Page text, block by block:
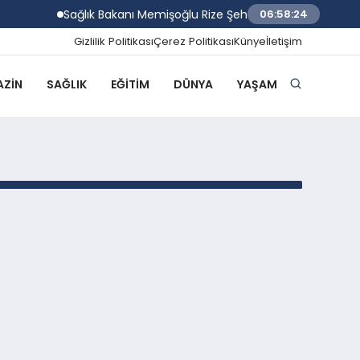
Sağlık Bakanı Memişoğlu Rize Şehir Hastanesinde
06:58:24
Gizlilik PolitikasıÇerez PolitikasıKünyeİletişim
SAĞLIK EĞITIM DÜNYA YAŞAM